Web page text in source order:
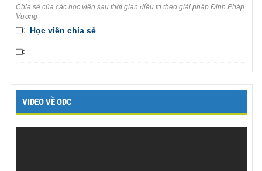
Chia sẻ của các học viên sau thời gian điều trị theo giải pháp Đỉnh Pháp
Vương
Học viên chia sẻ
VIDEO VỀ ODC